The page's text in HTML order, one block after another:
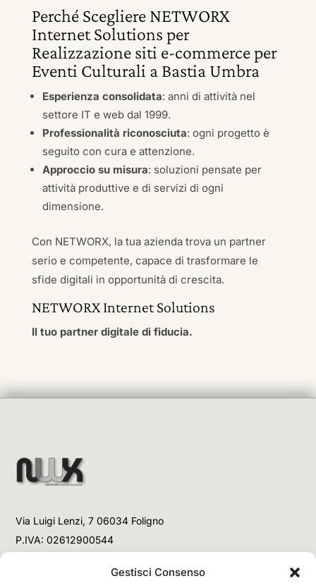
Gestisci Consenso
Perché Scegliere NETWORX
Internet Solutions per
Realizzazione siti e-commerce per
Eventi Culturali a Bastia Umbra
Esperienza consolidata: anni di attività nel
settore IT e web dal 1999.
Professionalità riconosciuta: ogni progetto è
seguito con cura e attenzione.
Approccio su misura: soluzioni pensate per
attività produttive e di servizi di ogni
dimensione.
Con NETWORX, la tua azienda trova un partner
serio e competente, capace di trasformare le
sfide digitali in opportunità di crescita.
NETWORX Internet Solutions
Il tuo partner digitale di fiducia.
Via Luigi Lenzi, 7 06034 Foligno
P.IVA: 02612900544